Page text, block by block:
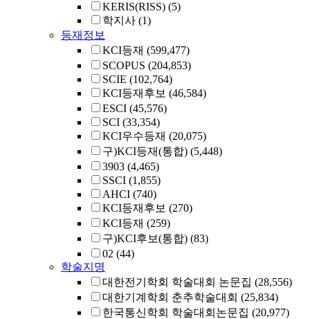
KERIS(RISS) (5)
학지사 (1)
등재정보
KCI등재 (599,477)
SCOPUS (204,853)
SCIE (102,764)
KCI등재후보 (46,584)
ESCI (45,576)
SCI (33,354)
KCI우수등재 (20,075)
구)KCI등재(통합) (5,448)
3903 (4,465)
SSCI (1,855)
AHCI (740)
KCI등재후보 (270)
KCI등재 (259)
구)KCI후보(통합) (83)
02 (44)
학술지명
대한전기학회 학술대회 논문집 (28,556)
대한기계학회 춘추학술대회 (25,834)
한국통신학회 학술대회논문집 (20,977)